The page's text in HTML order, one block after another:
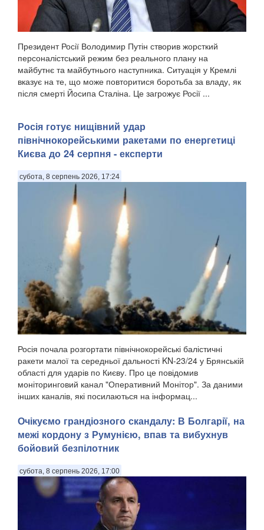
Президент Росії Володимир Путін створив жорсткий
персоналістський режим без реального плану на
майбутнє та майбутнього наступника. Ситуація у Кремлі
вказує на те, що може повторитися боротьба за владу, як
після смерті Йосипа Сталіна. Це загрожує Росії ...
Росія готує нищівний удар
північнокорейськими ракетами по енергетиці
Києва до 24 серпня - експерти
субота, 8 серпень 2026, 17:24
Росія почала розгортати північнокорейські балістичні
ракети малої та середньої дальності KN-23/24 у Брянській
області для ударів по Києву. Про це повідомив
моніторинговий канал "Оперативний Монітор". За даними
інших каналів, які посилаються на інформац...
Очікуємо грандіозного скандалу: В Болгарії, на
межі кордону з Румунією, впав та вибухнув
бойовий безпілотник
субота, 8 серпень 2026, 17:00